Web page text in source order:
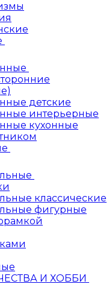
детские
интерьерные
кухонные
классические
фигурные
И ХОББИ